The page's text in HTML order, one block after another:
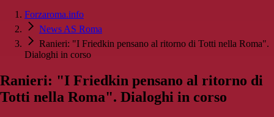
Forzaroma.info
News AS Roma
Ranieri: "I Friedkin pensano al ritorno di Totti nella Roma".
Dialoghi in corso
Ranieri: "I Friedkin pensano al ritorno di
Totti nella Roma". Dialoghi in corso